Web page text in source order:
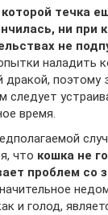
течка
ни при
не
наладить
дракой, поэтому
следует
время.
что кошка не
проблем со
и голод,